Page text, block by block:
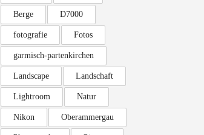
Berge D7000
fotografie Fotos
garmisch-partenkirchen
Landscape Landschaft
Lightroom Natur
Nikon Oberammergau